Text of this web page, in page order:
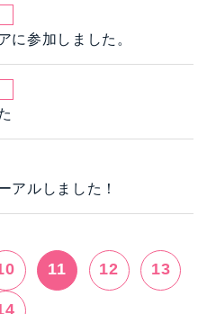
に参加しました。
アルしました！
11 12 13